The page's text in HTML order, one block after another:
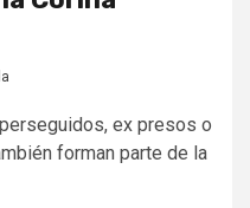
ex presos o
forman parte de la